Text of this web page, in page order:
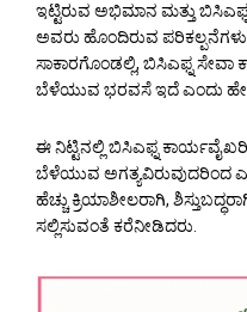
ಇಟ್ಟಿರುವ ಅಭಿಮಾನ ಮತ್ತು
ಅವರು ಹೊಂದಿರುವ
ಸಾಕಾರಗೊಂಡಲ್ಲಿ, ಬಿಸಿಎಫ್ನ
ಬೆಳೆಯುವ ಭರವಸೆ ಇದೆ ಎಂದು
ಈ ನಿಟ್ಟಿನಲ್ಲಿ ಬಿಸಿಎಫ್ನ
ಬೆಳೆಯುವ ಅಗತ್ಯವಿರುವುದರಿಂದ
ಹೆಚ್ಚು ಕ್ರಿಯಾಶೀಲರಾಗಿ,
ಸಲ್ಲಿಸುವಂತೆ ಕರೆನೀಡಿದರು.